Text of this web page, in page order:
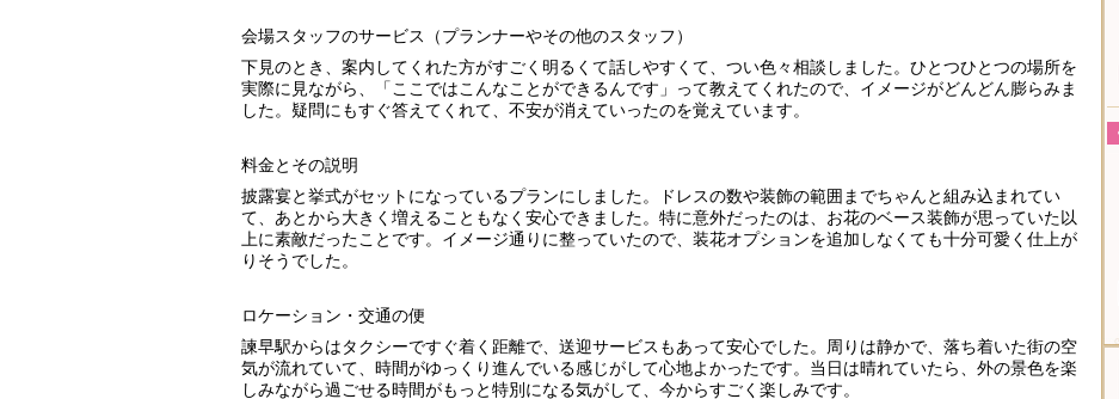
会場スタッフのサービス（プランナーやその他のスタッフ）
下見のとき、案内してくれた方がすごく明るくて話しやすくて、つい色々相談しました。ひとつひとつの場所を
実際に見ながら、「ここではこんなことができるんです」って教えてくれたので、イメージがどんどん膨らみま
した。疑問にもすぐ答えてくれて、不安が消えていったのを覚えています。
料金とその説明
披露宴と挙式がセットになっているプランにしました。ドレスの数や装飾の範囲までちゃんと組み込まれてい
て、あとから大きく増えることもなく安心できました。特に意外だったのは、お花のベース装飾が思っていた以
上に素敵だったことです。イメージ通りに整っていたので、装花オプションを追加しなくても十分可愛く仕上が
りそうでした。
ロケーション・交通の便
諫早駅からはタクシーですぐ着く距離で、送迎サービスもあって安心でした。周りは静かで、落ち着いた街の空
気が流れていて、時間がゆっくり進んでいる感じがして心地よかったです。当日は晴れていたら、外の景色を楽
しみながら過ごせる時間がもっと特別になる気がして、今からすごく楽しみです。